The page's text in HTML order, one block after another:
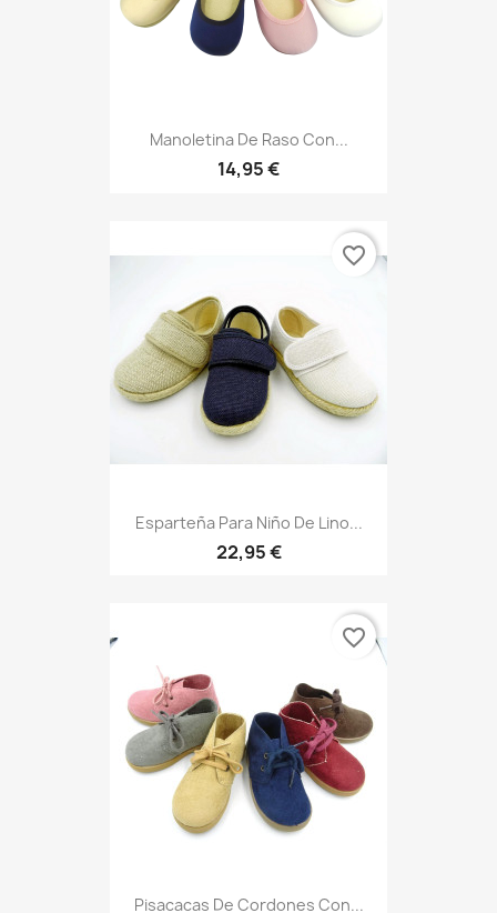
Manoletina De Raso Con...
14,95 €
Esparteña Para Niño De Lino...
22,95 €
favorite_border
Pisacacas De Cordones Con...
favorite_border